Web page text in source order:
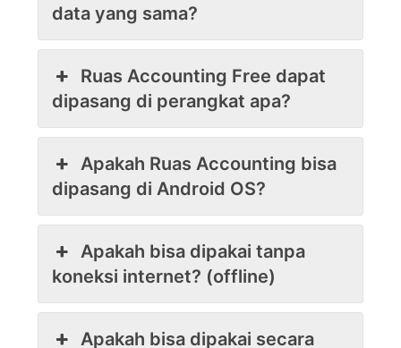
data yang sama?
Ruas Accounting Free dapat
dipasang di perangkat apa?
Apakah Ruas Accounting bisa
dipasang di Android OS?
Apakah bisa dipakai tanpa
koneksi internet? (offline)
Apakah bisa dipakai secara